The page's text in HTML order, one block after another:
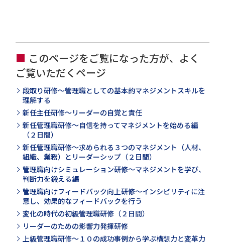
このページをご覧になった方が、よく
ご覧いただくページ
段取り研修～管理職としての基本的マネジメントスキルを
理解する
新任主任研修～リーダーの自覚と責任
新任管理職研修～自信を持ってマネジメントを始める編
（２日間）
新任管理職研修～求められる３つのマネジメント（人材、
組織、業務）とリーダーシップ（２日間）
管理職向けシミュレーション研修～マネジメントを学び、
判断力を鍛える編
管理職向けフィードバック向上研修～インシビリティに注
意し、効果的なフィードバックを行う
変化の時代の初級管理職研修（２日間）
リーダーのための影響力発揮研修
上級管理職研修～１０の成功事例から学ぶ構想力と変革力